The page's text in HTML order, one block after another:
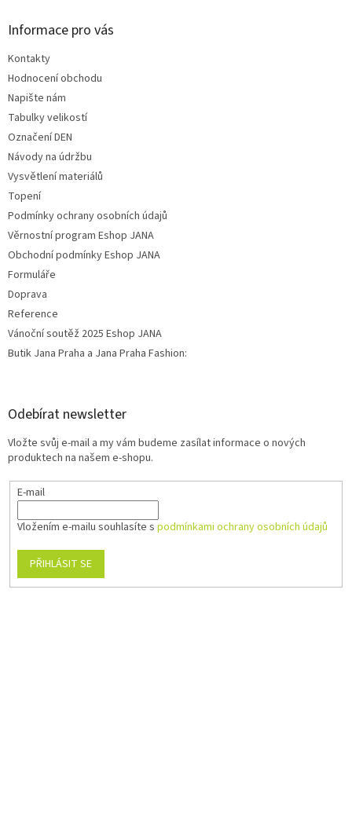
Informace pro vás
Kontakty
Hodnocení obchodu
Napište nám
Tabulky velikostí
Označení DEN
Návody na údržbu
Vysvětlení materiálů
Topení
Podmínky ochrany osobních údajů
Věrnostní program Eshop JANA
Obchodní podmínky Eshop JANA
Formuláře
Doprava
Reference
Vánoční soutěž 2025 Eshop JANA
Butik Jana Praha a Jana Praha Fashion:
Odebírat newsletter
Vložte svůj e-mail a my vám budeme zasílat informace o nových
produktech na našem e-shopu.
E-mail
Vložením e-mailu souhlasíte s podmínkami ochrany osobních údajů
PŘIHLÁSIT SE